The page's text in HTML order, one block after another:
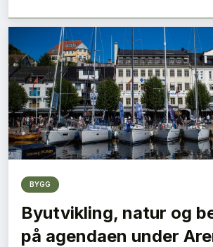
BYGG
Byutvikling, natur og
på agendaen under